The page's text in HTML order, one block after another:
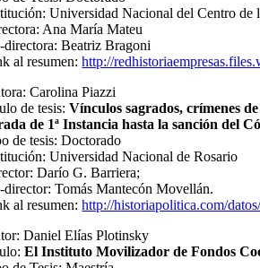
Universidad Nacional del Centro de
Ana María Mateu
directora: Beatriz Bragoni
al resumen:http://
Carolina Piazzi
de tesis:Vínculos sagrados, crímenes
de 1ª Instancia hasta la sanción del
de tesis: Doctorado
Universidad Nacional de Rosario
Darío G. Barriera;
director: Tomás Mantecón Movellán.
al resumen:http://historiapolitica.com/
Daniel Elías Plotinsky
El Instituto Movilizador de Fondos